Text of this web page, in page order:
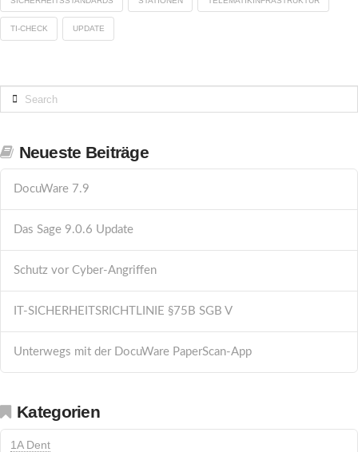
TI-CHECK UPDATE
Search
Neueste Beiträge
DocuWare 7.9
Das Sage 9.0.6 Update
Schutz vor Cyber-Angriffen
IT-SICHERHEITSRICHTLINIE §75B SGB V
Unterwegs mit der DocuWare PaperScan-App
Kategorien
1A Dent